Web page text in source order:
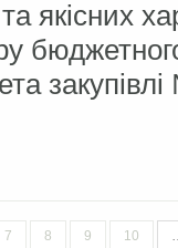
якісних
7 8 9 10